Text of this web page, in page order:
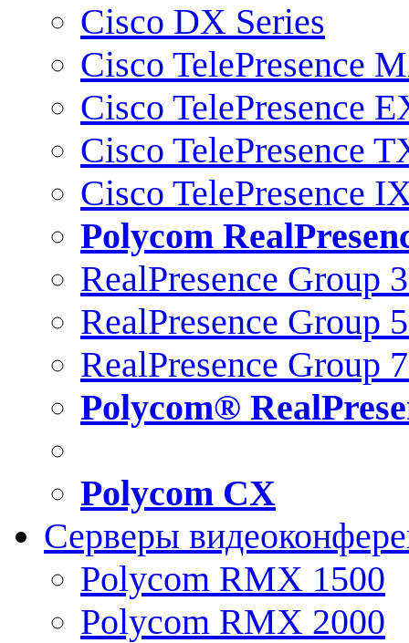
Cisco DX Series
Cisco TelePresence
Cisco TelePresence
Cisco TelePresence
Cisco TelePresence
Polycom
RealPresence Group
RealPresence Group
RealPresence Group
Polycom®
Polycom CX
Серверы
Polycom RMX 1500
Polycom RMX 2000